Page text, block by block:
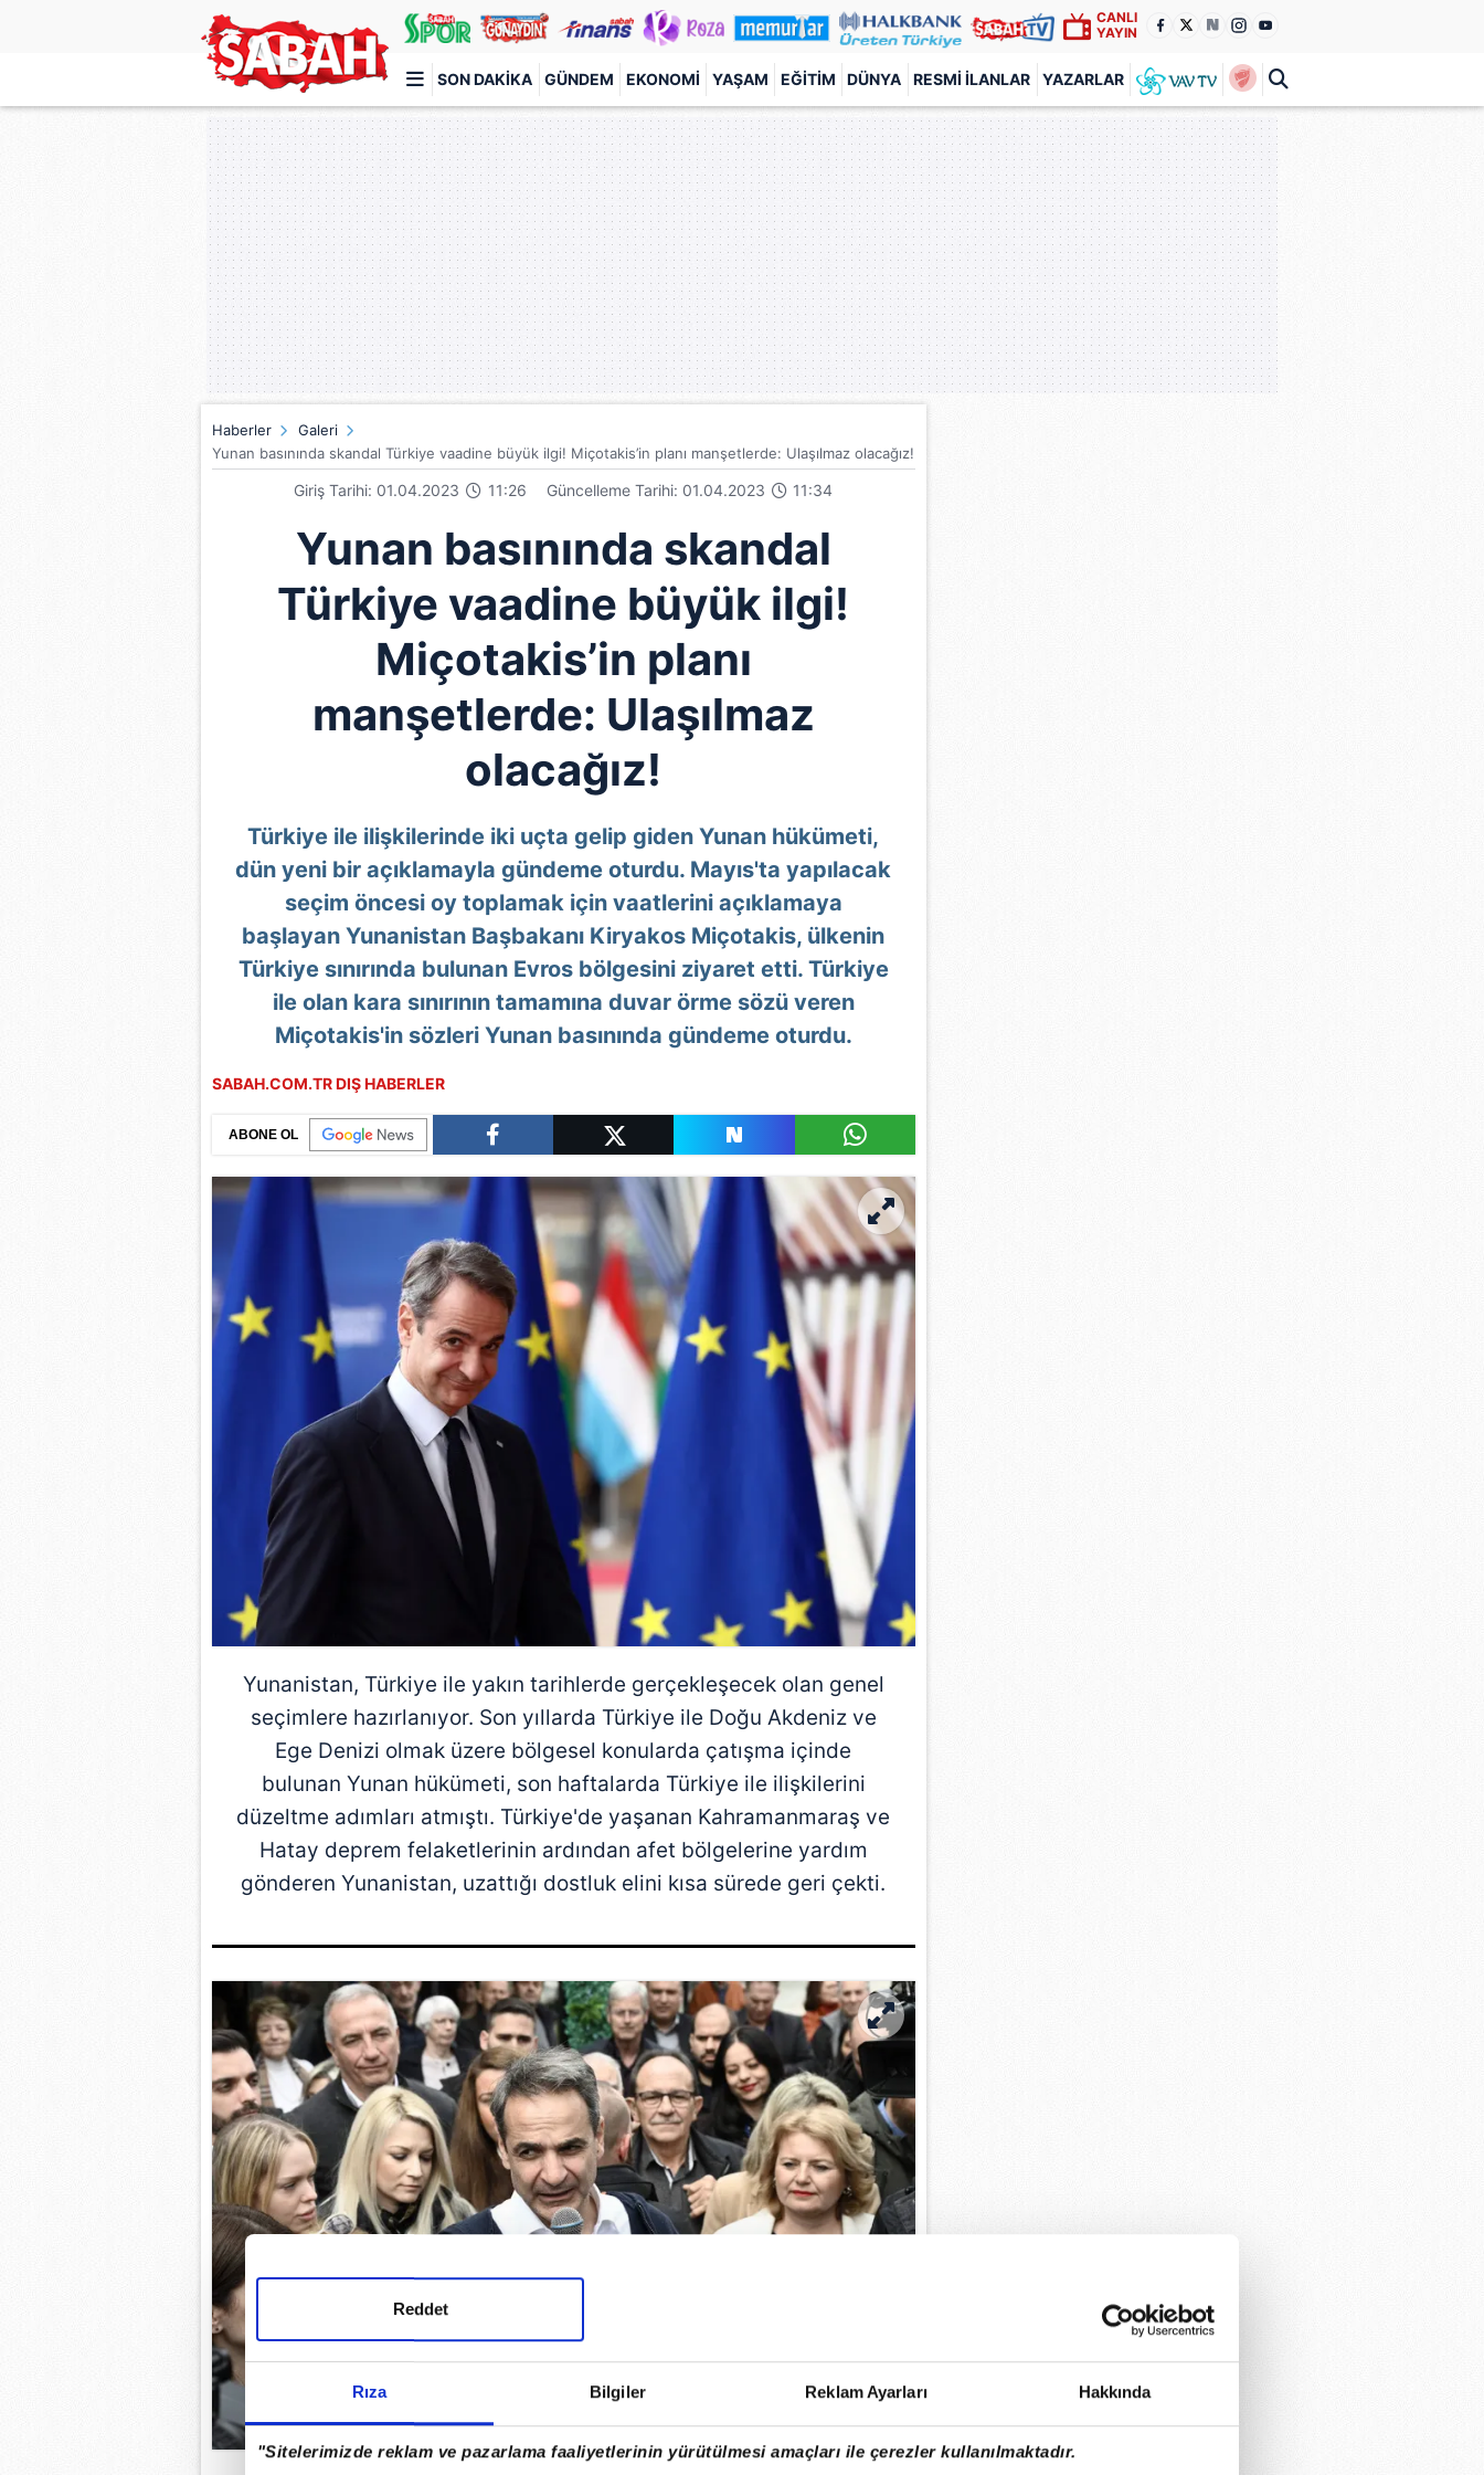
Rıza Bilgiler Reklam Ayarları Hakkında
"Sitelerimizde reklam ve pazarlama faaliyetlerinin yürütülmesi amaçları ile çerezler kullanılmaktadır.
Reddet
CANLI
YAYIN
SON DAKIKA GÜNDEM EKONOMI YAŞAM EĞITIM DÜNYA RESMI İLANLAR YAZARLAR
Türkiye'nin en iyi haber sitesi
Haberler
Galeri
Yunan basınında skandal Türkiye vaadine büyük ilgi! Miçotakis’in planı manşetlerde: Ulaşılmaz olacağız!
Giriş Tarihi: 01.04.2023 11:26 Güncelleme Tarihi: 01.04.2023 11:34
Yunan basınında skandal
Türkiye vaadine büyük ilgi!
Miçotakis’in planı
manşetlerde: Ulaşılmaz
olacağız!
Türkiye ile ilişkilerinde iki uçta gelip giden Yunan hükümeti,
dün yeni bir açıklamayla gündeme oturdu. Mayıs'ta yapılacak
seçim öncesi oy toplamak için vaatlerini açıklamaya
başlayan Yunanistan Başbakanı Kiryakos Miçotakis, ülkenin
Türkiye sınırında bulunan Evros bölgesini ziyaret etti. Türkiye
ile olan kara sınırının tamamına duvar örme sözü veren
Miçotakis'in sözleri Yunan basınında gündeme oturdu.
SABAH.COM.TR DIŞ HABERLER
ABONE OL
Yunanistan, Türkiye ile yakın tarihlerde gerçekleşecek olan genel
seçimlere hazırlanıyor. Son yıllarda Türkiye ile Doğu Akdeniz ve
Ege Denizi olmak üzere bölgesel konularda çatışma içinde
bulunan Yunan hükümeti, son haftalarda Türkiye ile ilişkilerini
düzeltme adımları atmıştı. Türkiye'de yaşanan Kahramanmaraş ve
Hatay deprem felaketlerinin ardından afet bölgelerine yardım
gönderen Yunanistan, uzattığı dostluk elini kısa sürede geri çekti.